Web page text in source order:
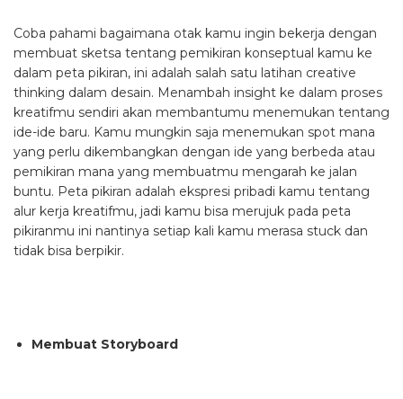
Coba pahami bagaimana otak kamu ingin bekerja dengan
membuat sketsa tentang pemikiran konseptual kamu ke
dalam peta pikiran, ini adalah salah satu latihan creative
thinking dalam desain. Menambah insight ke dalam proses
kreatifmu sendiri akan membantumu menemukan tentang
ide-ide baru. Kamu mungkin saja menemukan spot mana
yang perlu dikembangkan dengan ide yang berbeda atau
pemikiran mana yang membuatmu mengarah ke jalan
buntu. Peta pikiran adalah ekspresi pribadi kamu tentang
alur kerja kreatifmu, jadi kamu bisa merujuk pada peta
pikiranmu ini nantinya setiap kali kamu merasa stuck dan
tidak bisa berpikir.
Membuat Storyboard